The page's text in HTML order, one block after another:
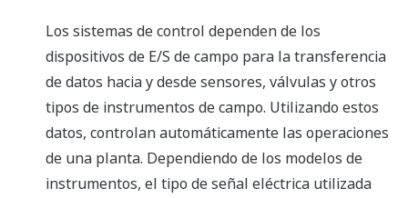
Los sistemas de control dependen de los
dispositivos de E/S de campo para la transferencia
de datos hacia y desde sensores, válvulas y otros
tipos de instrumentos de campo. Utilizando estos
datos, controlan automáticamente las operaciones
de una planta. Dependiendo de los modelos de
instrumentos, el tipo de señal eléctrica utilizada